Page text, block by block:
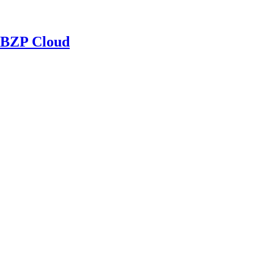
BZP Cloud